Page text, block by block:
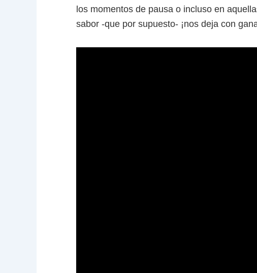
los momentos de pausa o incluso en
sabor -que por supuesto- ¡nos deja con